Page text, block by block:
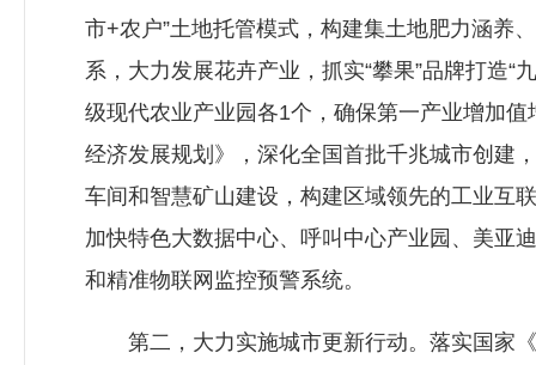
市+农户”土地托管模式，构建集土地肥力涵养
系，大力发展花卉产业，抓实“攀果”品牌打造
级现代农业产业园各1个，确保第一产业增加
经济发展规划》，深化全国首批千兆城市创建
车间和智慧矿山建设，构建区域领先的工业互
加快特色大数据中心、呼叫中心产业园、美亚
和精准物联网监控预警系统。
第二，大力实施城市更新行动。落实国家《